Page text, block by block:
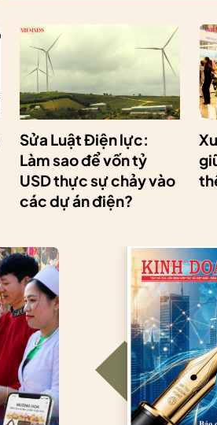
Sửa Luật Điện lực:
Làm sao để vốn tỷ
USD thực sự chảy vào
các dự án điện?